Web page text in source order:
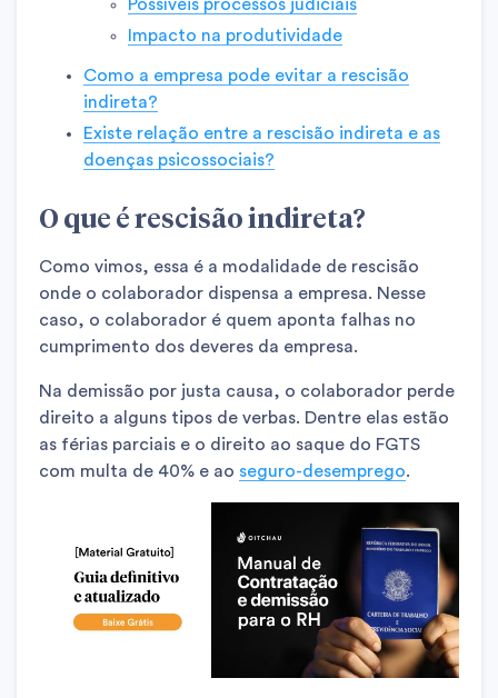
Possíveis processos judiciais
Impacto na produtividade
Como a empresa pode evitar a rescisão
indireta?
Existe relação entre a rescisão indireta e as
doenças psicossociais?
O que é rescisão indireta?
Como vimos, essa é a modalidade de rescisão
onde o colaborador dispensa a empresa. Nesse
caso, o colaborador é quem aponta falhas no
cumprimento dos deveres da empresa.
Na demissão por justa causa, o colaborador perde
direito a alguns tipos de verbas. Dentre elas estão
as férias parciais e o direito ao saque do FGTS
com multa de 40% e ao seguro-desemprego.